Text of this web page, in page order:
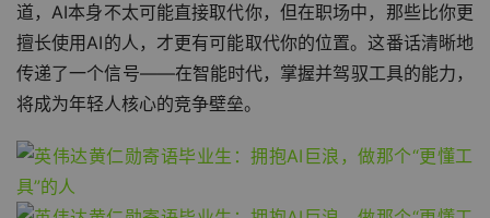
道，AI本身不太可能直接取代你，但在职场中，那些比你更
擅长使用AI的人，才更有可能取代你的位置。这番话清晰地
传递了一个信号——在智能时代，掌握并驾驭工具的能力，
将成为年轻人核心的竞争壁垒。